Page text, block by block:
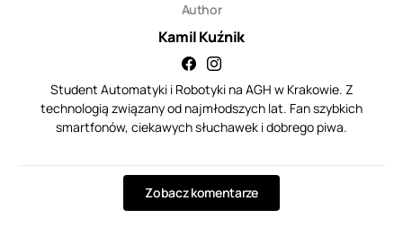
Author
Kamil Kuźnik
Student Automatyki i Robotyki na AGH w Krakowie. Z
technologią związany od najmłodszych lat. Fan szybkich
smartfonów, ciekawych słuchawek i dobrego piwa.
Zobacz komentarze